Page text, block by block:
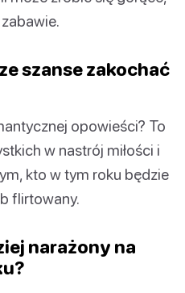
szanse zakochać
opowieści? To
w nastrój miłości i
kto w tym roku będzie
flirtowany.
narażony na